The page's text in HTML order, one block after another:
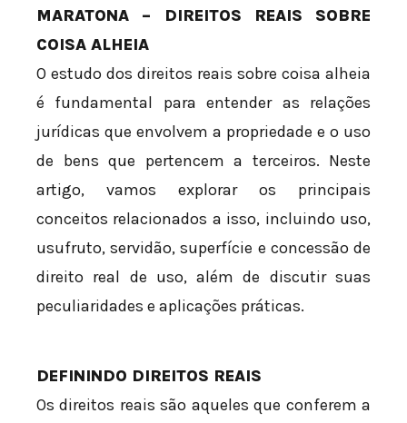
MARATONA – DIREITOS REAIS SOBRE
COISA ALHEIA
O estudo dos direitos reais sobre coisa alheia
é fundamental para entender as relações
jurídicas que envolvem a propriedade e o uso
de bens que pertencem a terceiros. Neste
artigo, vamos explorar os principais
conceitos relacionados a isso, incluindo uso,
usufruto, servidão, superfície e concessão de
direito real de uso, além de discutir suas
peculiaridades e aplicações práticas.
DEFININDO DIREITOS REAIS
Os direitos reais são aqueles que conferem a